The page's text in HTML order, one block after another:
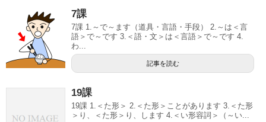
7課
7課 1.～で～ます（道具・言語・手段） 2.～は＜言
語＞で～です 3.＜語・文＞は＜言語＞で～です 4.
わ...
記事を読む
19課
19課 1.＜た形＞ 2.＜た形＞ことがあります 3.＜た形
＞り、＜た形＞り、します 4.＜い形容詞＞（～い...